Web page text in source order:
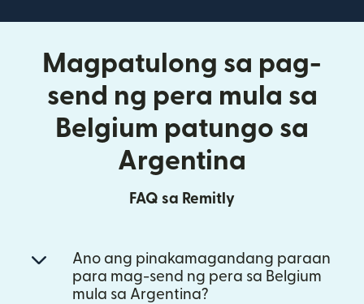
Magpatulong sa pag-
send ng pera mula sa
Belgium patungo sa
Argentina
FAQ sa Remitly
Ano ang pinakamagandang paraan
para mag-send ng pera sa Belgium
mula sa Argentina?